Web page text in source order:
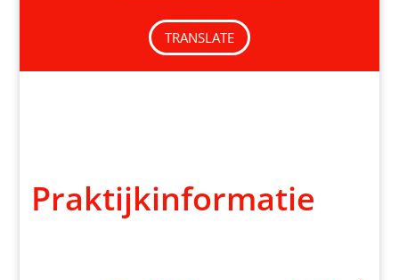
TRANSLATE
Praktijkinformatie